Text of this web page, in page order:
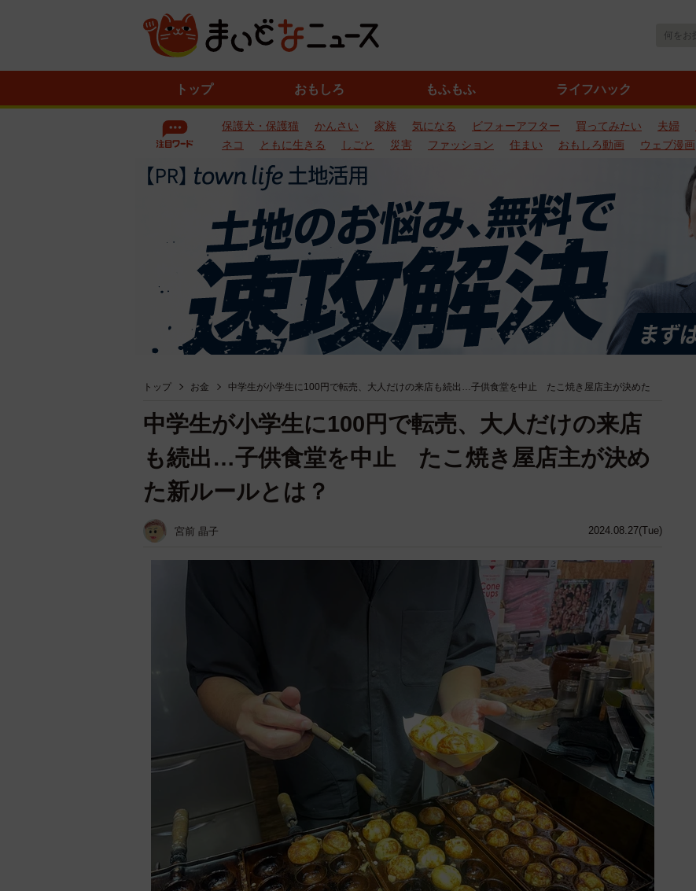
トップ おもしろ もふもふ ライフハック
保護犬・保護猫 かんさい 家族 気になる ビフォーアフター 買ってみたい 夫婦
ネコ
ともに生きる しごと 災害 ファッション 住まい おもしろ動画 ウェブ漫画
トップ お金 中学生が小学生に100円で転売、大人だけの来店も続出…子供食堂を中止 たこ焼き屋店主が決めた
2024.08.27(Tue)
中学生が小学生に100円で転売、大人だけの来店
も続出…子供食堂を中止 たこ焼き屋店主が決め
た新ルールとは？
宮前 晶子